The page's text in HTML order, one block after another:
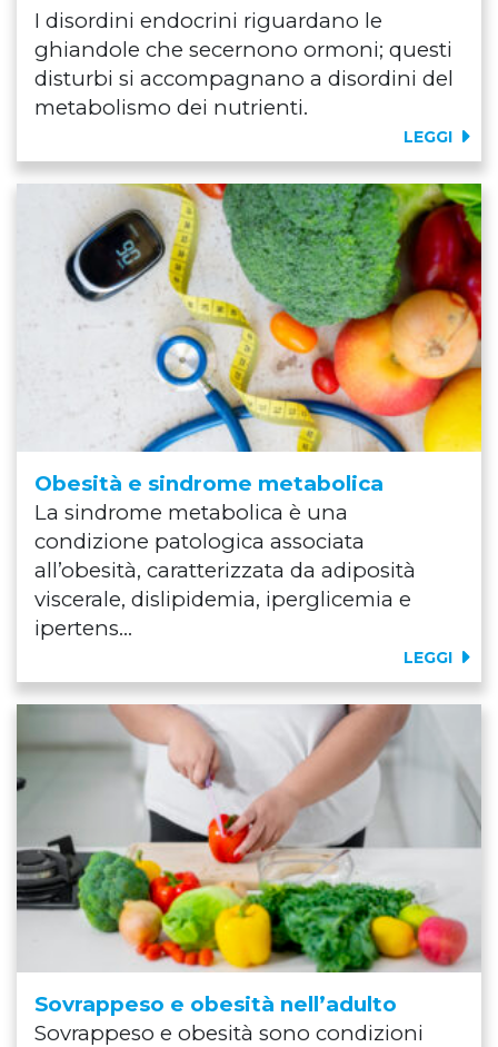
I disordini endocrini riguardano le
ghiandole che secernono ormoni; questi
disturbi si accompagnano a disordini del
metabolismo dei nutrienti.
LEGGI
Obesità e sindrome metabolica
La sindrome metabolica è una
condizione patologica associata
all’obesità, caratterizzata da adiposità
viscerale, dislipidemia, iperglicemia e
ipertens...
LEGGI
Sovrappeso e obesità nell’adulto
Sovrappeso e obesità sono condizioni